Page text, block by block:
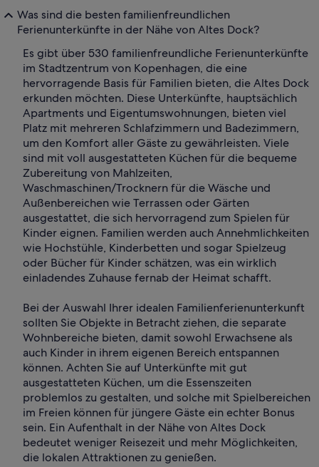
Was sind die besten familienfreundlichen
Ferienunterkünfte in der Nähe von Altes Dock?
Es gibt über 530 familienfreundliche Ferienunterkünfte
im Stadtzentrum von Kopenhagen, die eine
hervorragende Basis für Familien bieten, die Altes Dock
erkunden möchten. Diese Unterkünfte, hauptsächlich
Apartments und Eigentumswohnungen, bieten viel
Platz mit mehreren Schlafzimmern und Badezimmern,
um den Komfort aller Gäste zu gewährleisten. Viele
sind mit voll ausgestatteten Küchen für die bequeme
Zubereitung von Mahlzeiten,
Waschmaschinen/Trocknern für die Wäsche und
Außenbereichen wie Terrassen oder Gärten
ausgestattet, die sich hervorragend zum Spielen für
Kinder eignen. Familien werden auch Annehmlichkeiten
wie Hochstühle, Kinderbetten und sogar Spielzeug
oder Bücher für Kinder schätzen, was ein wirklich
einladendes Zuhause fernab der Heimat schafft.
Bei der Auswahl Ihrer idealen Familienferienunterkunft
sollten Sie Objekte in Betracht ziehen, die separate
Wohnbereiche bieten, damit sowohl Erwachsene als
auch Kinder in ihrem eigenen Bereich entspannen
können. Achten Sie auf Unterkünfte mit gut
ausgestatteten Küchen, um die Essenszeiten
problemlos zu gestalten, und solche mit Spielbereichen
im Freien können für jüngere Gäste ein echter Bonus
sein. Ein Aufenthalt in der Nähe von Altes Dock
bedeutet weniger Reisezeit und mehr Möglichkeiten,
die lokalen Attraktionen zu genießen.